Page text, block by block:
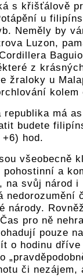
s křišťálově
u
Neměly by
Luzon,
z
žraloky u
kolem
republika má
budete
hod.
všeobecně
pohostinní a
na svůj národ
národy.
pro ně
pouze
o hodinu
či